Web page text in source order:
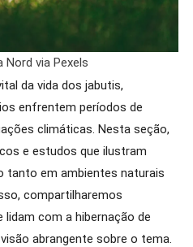
Nord via Pexels
da vida dos jabutis,
enfrentem períodos de
climáticas. Nesta seção,
e estudos que ilustram
tanto em ambientes naturais
compartilharemos
lidam com a hibernação de
abrangente sobre o tema.